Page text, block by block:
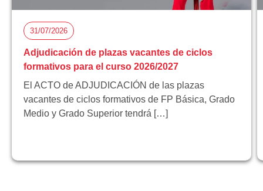
31/07/2026
Adjudicación de plazas vacantes de ciclos
formativos para el curso 2026/2027
El ACTO de ADJUDICACIÓN de las plazas
vacantes de ciclos formativos de FP Básica, Grado
Medio y Grado Superior tendrá […]